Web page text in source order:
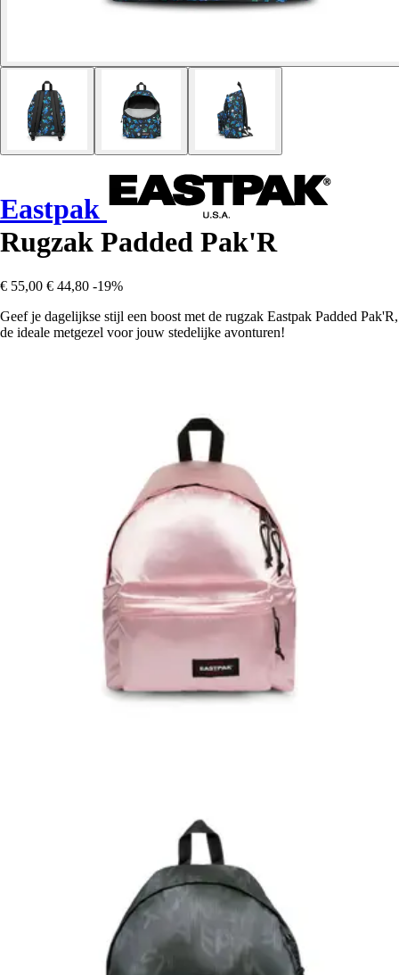
Eastpak
Rugzak Padded Pak'R
€ 55,00 € 44,80 -19%
Geef je dagelijkse stijl een boost met de rugzak Eastpak Padded Pak'R,
de ideale metgezel voor jouw stedelijke avonturen!